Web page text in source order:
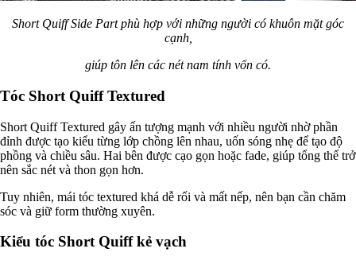
Short Quiff Side Part phù hợp với những người có khuôn mặt góc
cạnh,
giúp tôn lên các nét nam tính vốn có.
Tóc Short Quiff Textured
Short Quiff Textured gây ấn tượng mạnh với nhiều người nhờ phần
đỉnh được tạo kiểu từng lớp chồng lên nhau, uốn sóng nhẹ để tạo độ
phồng và chiều sâu. Hai bên được cạo gọn hoặc fade, giúp tổng thể trở
nên sắc nét và thon gọn hơn.
Tuy nhiên, mái tóc textured khá dễ rối và mất nếp, nên bạn cần chăm
sóc và giữ form thường xuyên.
Kiểu tóc Short Quiff kẻ vạch